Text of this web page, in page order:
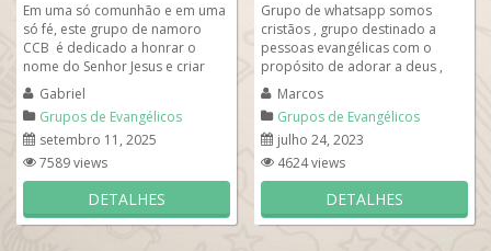
Em uma só comunhão e em uma
só fé, este grupo de namoro
CCB é dedicado a honrar o
nome do Senhor Jesus e criar
conexões verdadeiras entre
irmãos e...
Gabriel
Grupos de Evangélicos
setembro 11, 2025
7589 views
DETALHES
Grupo de whatsapp somos
cristãos , grupo destinado a
pessoas evangélicas com o
propósito de adorar a deus ,
como : louvores , pregações ,
mensagens...
Marcos
Grupos de Evangélicos
julho 24, 2023
4624 views
DETALHES